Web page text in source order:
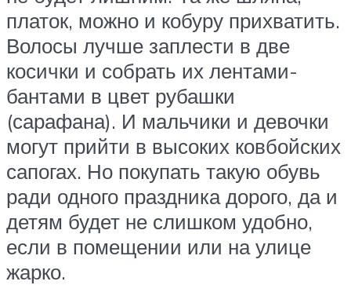
платок, можно и кобуру прихватить.
Волосы лучше заплести в две
косички и собрать их лентами-
бантами в цвет рубашки
(сарафана). И мальчики и девочки
могут прийти в высоких ковбойских
сапогах. Но покупать такую обувь
ради одного праздника дорого, да и
детям будет не слишком удобно,
если в помещении или на улице
жарко.